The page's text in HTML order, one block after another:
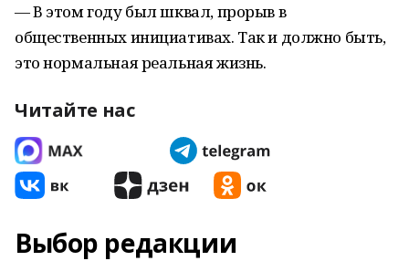
— В этом году был шквал, прорыв в
общественных инициативах. Так и должно быть,
это нормальная реальная жизнь.
Читайте нас
Выбор редакции